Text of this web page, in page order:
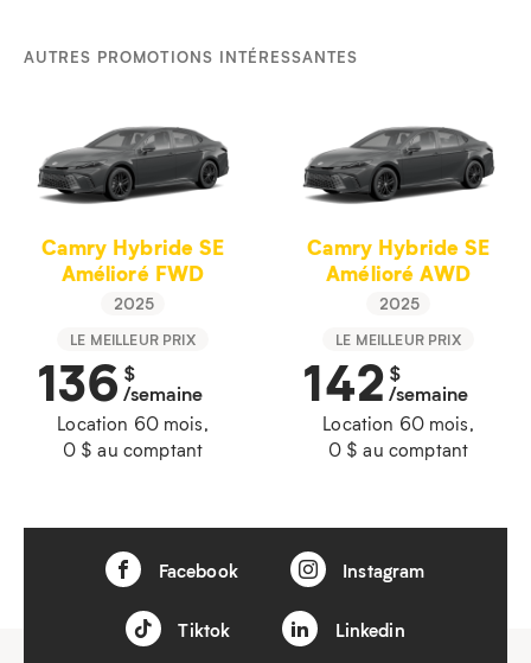
AUTRES PROMOTIONS INTÉRESSANTES
Camry Hybride SE
Amélioré FWD
2025
LE MEILLEUR PRIX
136 $
/semaine
Location 60 mois,
0 $ au comptant
Camry Hybride SE
Amélioré AWD
2025
LE MEILLEUR PRIX
142 $
/semaine
Location 60 mois,
0 $ au comptant
Facebook Instagram
Tiktok Linkedin